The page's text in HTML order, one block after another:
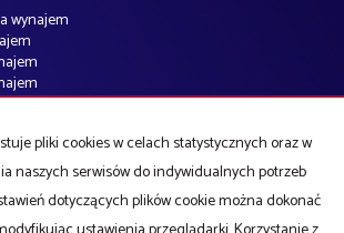
wynajem
sprzedaż
pliki cookies w celach statystycznych oraz w
naszych serwisów do indywidualnych potrzeb
dotyczących plików cookie można dokonać